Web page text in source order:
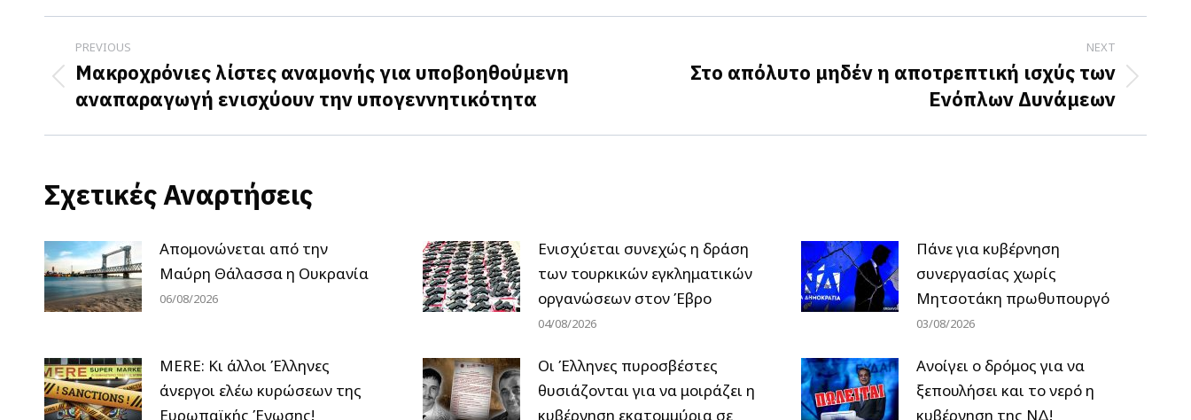
Facebook
X
LinkedIn
Post
navigation
PREVIOUS
Previous
post:
Μακροχρόνιες λίστες αναμονής για υποβοηθούμενη
αναπαραγωγή ενισχύουν την υπογεννητικότητα
NEXT
Στο απόλυτο μηδέν η αποτρεπτική ισχύς των
Ενόπλων Δυνάμεων
Σχετικές Αναρτήσεις
Απομονώνεται από την
Μαύρη Θάλασσα η Ουκρανία
06/08/2026
Ενισχύεται συνεχώς η δράση
των τουρκικών εγκληματικών
οργανώσεων στον Έβρο
04/08/2026
Πάνε για κυβέρνηση
συνεργασίας χωρίς
Μητσοτάκη πρωθυπουργό
03/08/2026
MERE: Κι άλλοι Έλληνες
άνεργοι ελέω κυρώσεων της
Ευρωπαϊκής Ένωσης!
Οι Έλληνες πυροσβέστες
θυσιάζονται για να μοιράζει η
κυβέρνηση εκατομμύρια σε
Ανοίγει ο δρόμος για να
ξεπουλήσει και το νερό η
κυβέρνηση της ΝΔ!